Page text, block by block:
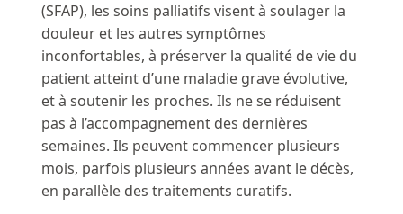
(SFAP), les soins palliatifs visent à soulager la
douleur et les autres symptômes
inconfortables, à préserver la qualité de vie du
patient atteint d’une maladie grave évolutive,
et à soutenir les proches. Ils ne se réduisent
pas à l’accompagnement des dernières
semaines. Ils peuvent commencer plusieurs
mois, parfois plusieurs années avant le décès,
en parallèle des traitements curatifs.